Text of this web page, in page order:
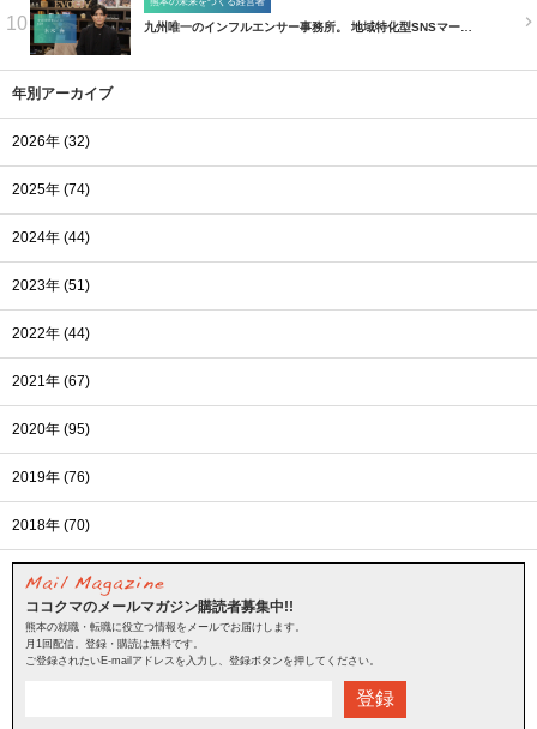
10 九州唯一のインフルエンサー事務所。 地域特化型SNSマー…
年別アーカイブ
2026年 (32)
2025年 (74)
2024年 (44)
2023年 (51)
2022年 (44)
2021年 (67)
2020年 (95)
2019年 (76)
2018年 (70)
ココクマのメールマガジン購読者募集中!!
熊本の就職・転職に役立つ情報をメールでお届けします。
月1回配信。登録・購読は無料です。
ご登録されたいE-mailアドレスを入力し、登録ボタンを押してください。
登録